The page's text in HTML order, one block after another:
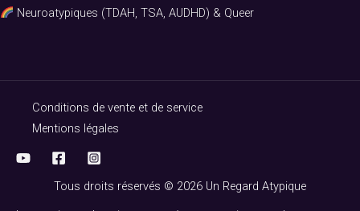
Neuroatypiques (TDAH, TSA, AUDHD) & Queer
Conditions de vente et de service
Mentions légales
Tous droits réservés © 2026 Un Regard Atypique